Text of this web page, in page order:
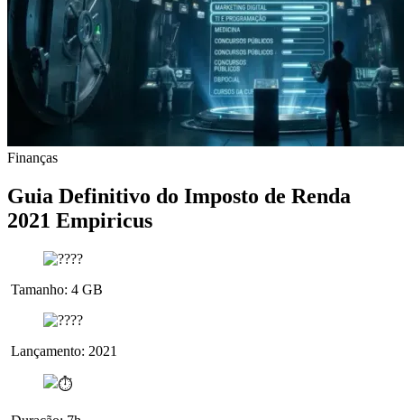
Finanças
Guia Definitivo do Imposto de Renda
2021 Empiricus
Tamanho: 4 GB
Lançamento: 2021